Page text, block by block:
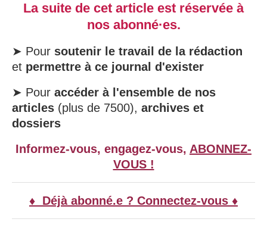
La suite de cet article est réservée à
nos abonné·es.
➤ Pour soutenir le travail de la rédaction
et permettre à ce journal d'exister
➤ Pour accéder à l'ensemble de nos
articles (plus de 7500), archives et
dossiers
Informez-vous, engagez-vous, ABONNEZ-
VOUS !
♦ Déjà abonné.e ? Connectez-vous ♦